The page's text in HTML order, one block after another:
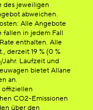
des jeweiligen
abweichen.
Alle Angebote
fallen in jedem Fall
enthalten. Alle
derzeit 19 % (0 %
Laufzeit und
bietet Allane
an.
offiziellen
CO2-Emissionen
über den